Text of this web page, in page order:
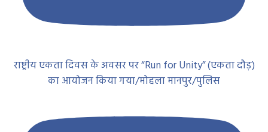
राष्ट्रीय एकता दिवस के अवसर पर “Run for Unity” (एकता दौड़)
का आयोजन किया गया/मोहला मानपुर/पुलिस